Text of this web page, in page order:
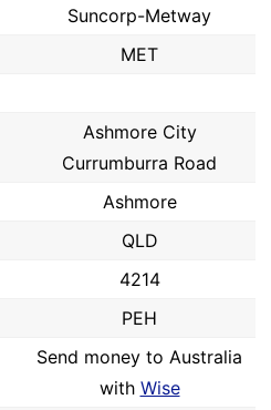
Suncorp-Metway
MET
Ashmore City
Currumburra Road
Ashmore
QLD
4214
PEH
Send money to Australia
with Wise